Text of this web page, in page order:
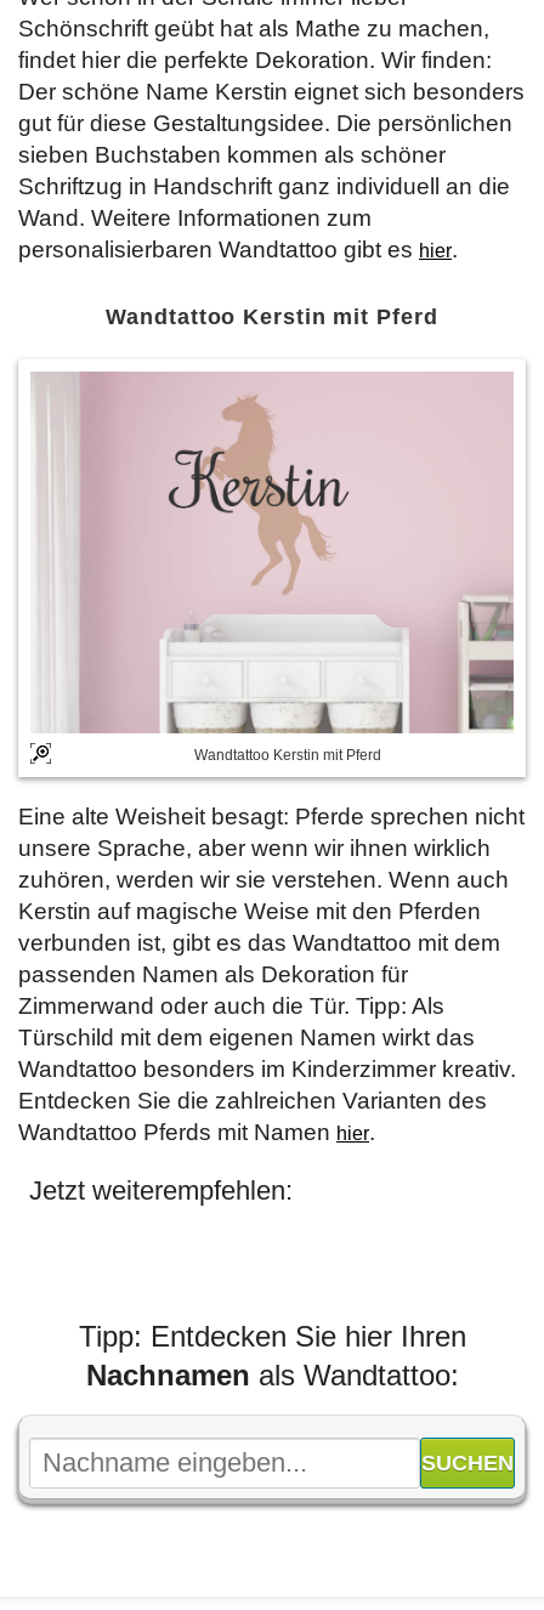
Schönschrift geübt hat als Mathe zu machen,
findet hier die perfekte Dekoration. Wir finden:
Der schöne Name Kerstin eignet sich besonders
gut für diese Gestaltungsidee. Die persönlichen
sieben Buchstaben kommen als schöner
Schriftzug in Handschrift ganz individuell an die
Wand. Weitere Informationen zum
personalisierbaren Wandtattoo gibt es hier.
Wandtattoo Kerstin mit Pferd
Wandtattoo Kerstin mit Pferd
Eine alte Weisheit besagt: Pferde sprechen nicht
unsere Sprache, aber wenn wir ihnen wirklich
zuhören, werden wir sie verstehen. Wenn auch
Kerstin auf magische Weise mit den Pferden
verbunden ist, gibt es das Wandtattoo mit dem
passenden Namen als Dekoration für
Zimmerwand oder auch die Tür. Tipp: Als
Türschild mit dem eigenen Namen wirkt das
Wandtattoo besonders im Kinderzimmer kreativ.
Entdecken Sie die zahlreichen Varianten des
Wandtattoo Pferds mit Namen hier.
Jetzt weiterempfehlen:
Tipp: Entdecken Sie hier Ihren
Nachnamen als Wandtattoo: